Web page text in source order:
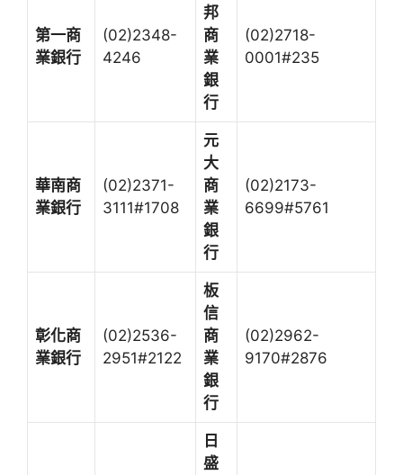
第一商
業銀行
(02)2348-
4246
邦
商
業
銀
行
(02)2718-
0001#235
華南商
業銀行
(02)2371-
3111#1708
元
大
商
業
銀
行
(02)2173-
6699#5761
彰化商
業銀行
(02)2536-
2951#2122
板
信
商
業
銀
行
(02)2962-
9170#2876
日
盛